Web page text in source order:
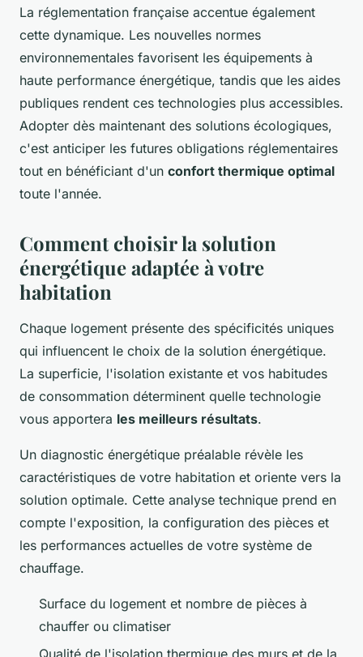
La réglementation française accentue également
cette dynamique. Les nouvelles normes
environnementales favorisent les équipements à
haute performance énergétique, tandis que les aides
publiques rendent ces technologies plus accessibles.
Adopter dès maintenant des solutions écologiques,
c'est anticiper les futures obligations réglementaires
tout en bénéficiant d'un confort thermique optimal
toute l'année.
Comment choisir la solution
énergétique adaptée à votre
habitation
Chaque logement présente des spécificités uniques
qui influencent le choix de la solution énergétique.
La superficie, l'isolation existante et vos habitudes
de consommation déterminent quelle technologie
vous apportera les meilleurs résultats.
Un diagnostic énergétique préalable révèle les
caractéristiques de votre habitation et oriente vers la
solution optimale. Cette analyse technique prend en
compte l'exposition, la configuration des pièces et
les performances actuelles de votre système de
chauffage.
Surface du logement et nombre de pièces à
chauffer ou climatiser